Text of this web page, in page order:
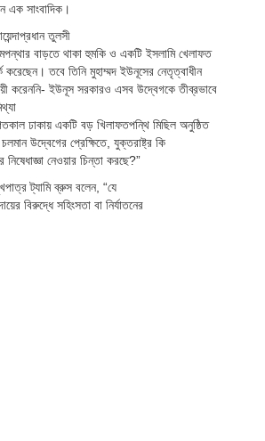
এক সাংবাদিক।
তুলসী
বাড়তে থাকা হুমকি ও একটি ইসলামি খেলাফত
করেছেন। তবে তিনি মুহাম্মদ ইউনূসের নেতৃত্বাধীন
করেননি- ইউনূস সরকারও এসব উদ্বেগকে তীব্রভাবে
ঢাকায় একটি বড় খিলাফতপন্থি মিছিল অনুষ্ঠিত
উদ্বেগের প্রেক্ষিতে, যুক্তরাষ্ট্র কি
নেওয়ার চিন্তা করছে?”
ট্যামি ব্রুস বলেন, “যে
বিরুদ্ধে সহিংসতা বা নির্যাতনের